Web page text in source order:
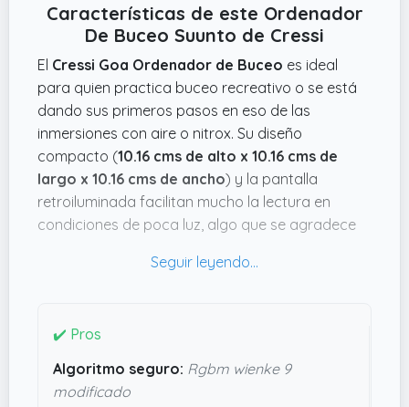
Características de este Ordenador
De Buceo Suunto de Cressi
El Cressi Goa Ordenador de Buceo es ideal
para quien practica buceo recreativo o se está
dando sus primeros pasos en eso de las
inmersiones con aire o nitrox. Su diseño
compacto (10.16 cms de alto x 10.16 cms de
largo x 10.16 cms de ancho) y la pantalla
retroiluminada facilitan mucho la lectura en
condiciones de poca luz, algo que se agradece
visuales te mantienen alerta ante cualquier
pendiente todo el rato.
Lo que realmente convence es el algoritmo rgbm
wienke 9 modificado que usa para calcular la
✔️ Pros
Algoritmo seguro: Rgbm wienke 9
modificado